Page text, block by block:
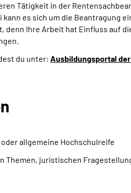
Tätigkeit in der
kann es sich um die
denn Ihre Arbeit hat Einfluss auf
du unter: Ausbildungsportal der
allgemeine Hochschulreife
Themen, juristischen